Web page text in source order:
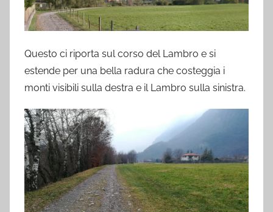
Questo ci riporta sul corso del Lambro e si
estende per una bella radura che costeggia i
monti visibili sulla destra e il Lambro sulla sinistra.